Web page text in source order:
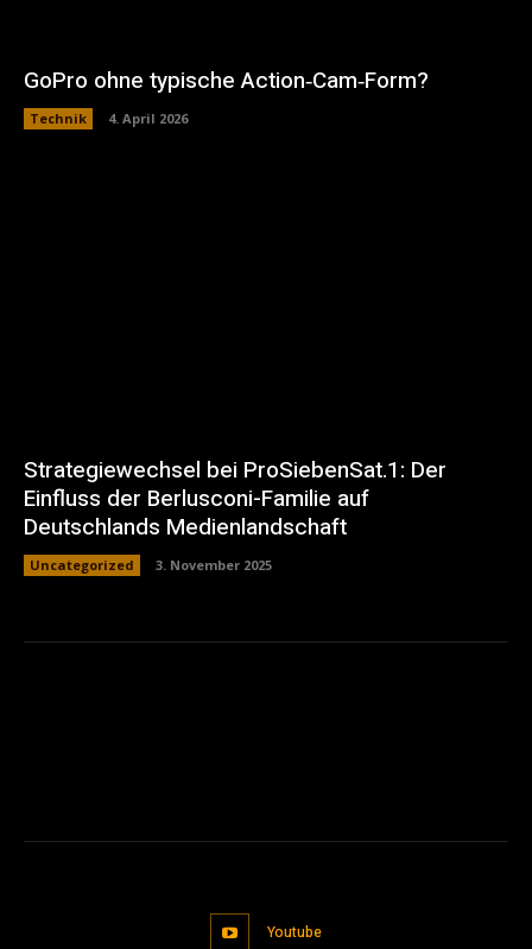
GoPro ohne typische Action‑Cam‑Form?
Technik 4. April 2026
Strategiewechsel bei ProSiebenSat.1: Der
Einfluss der Berlusconi-Familie auf
Deutschlands Medienlandschaft
Uncategorized 3. November 2025
Youtube